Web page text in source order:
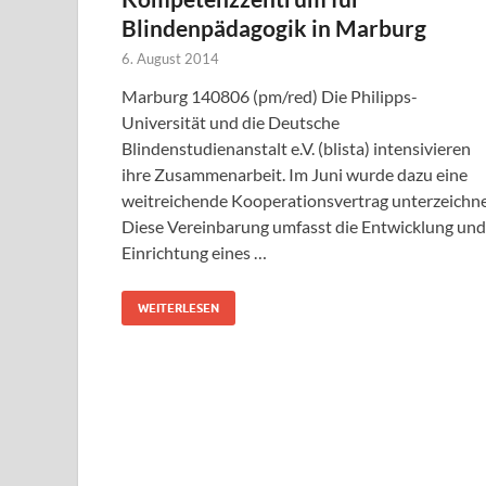
Blindenpädagogik in Marburg
6. August 2014
Marburg 140806 (pm/red) Die Philipps-
Universität und die Deutsche
Blindenstudienanstalt e.V. (blista) intensivieren
ihre Zusammenarbeit. Im Juni wurde dazu eine
weitreichende Kooperationsvertrag
Diese Vereinbarung umfasst die Entwicklung und
Einrichtung eines …
WEITERLESEN